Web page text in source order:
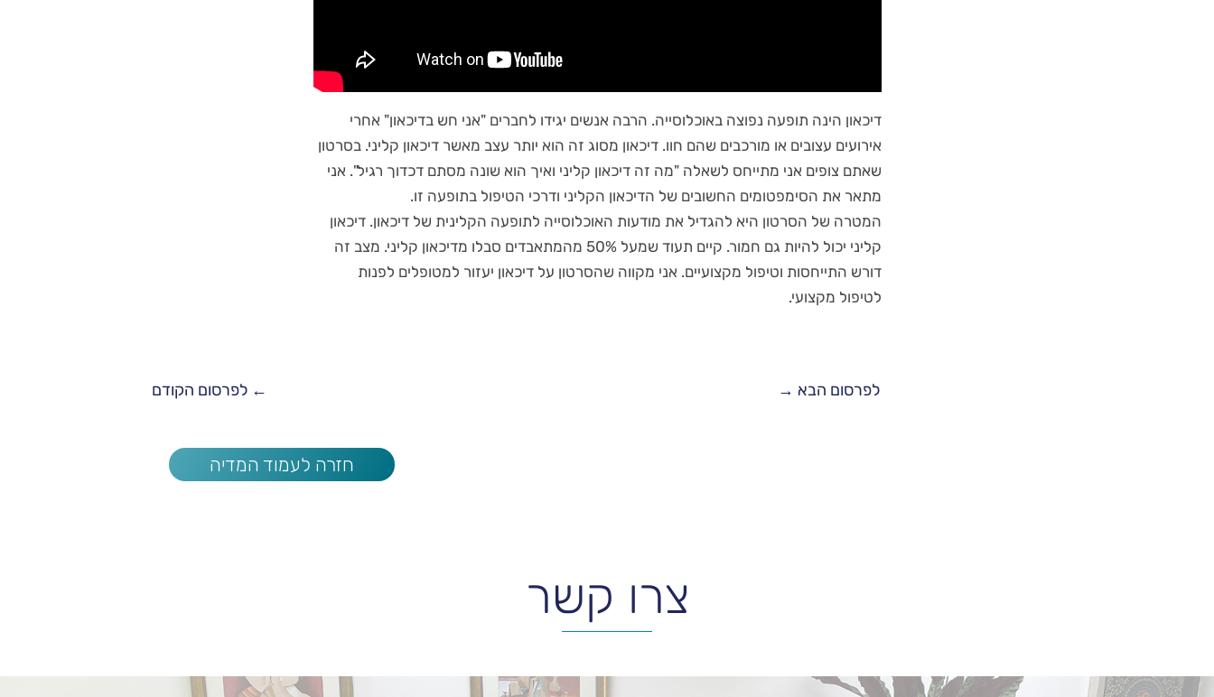
דיכאון הינה תופעה נפוצה באוכלוסייה. הרבה אנשים יגידו לחברים "אני חש בדיכאון" אחרי
אירועים עצובים או מורכבים שהם חוו. דיכאון מסוג זה הוא יותר עצב מאשר דיכאון קליני. בסרטון
שאתם צופים אני מתייחס לשאלה "מה זה דיכאון קליני ואיך הוא שונה מסתם דכדוך רגיל". אני
מתאר את הסימפטומים החשובים של הדיכאון הקליני ודרכי הטיפול בתופעה זו.
המטרה של הסרטון היא להגדיל את מודעות האוכלוסייה לתופעה הקלינית של דיכאון. דיכאון
קליני יכול להיות גם חמור. קיים תעוד שמעל 50% מהמתאבדים סבלו מדיכאון קליני. מצב זה
דורש התייחסות וטיפול מקצועיים. אני מקווה שהסרטון על דיכאון יעזור למטופלים לפנות
לטיפול מקצועי.
← לפרסום הקודם לפרסום הבא →
חזרה לעמוד המדיה
צרו קשר